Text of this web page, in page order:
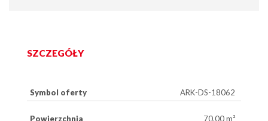
SZCZEGÓŁY
Symbol oferty ARK-DS-18062
Powierzchnia 70,00 m²